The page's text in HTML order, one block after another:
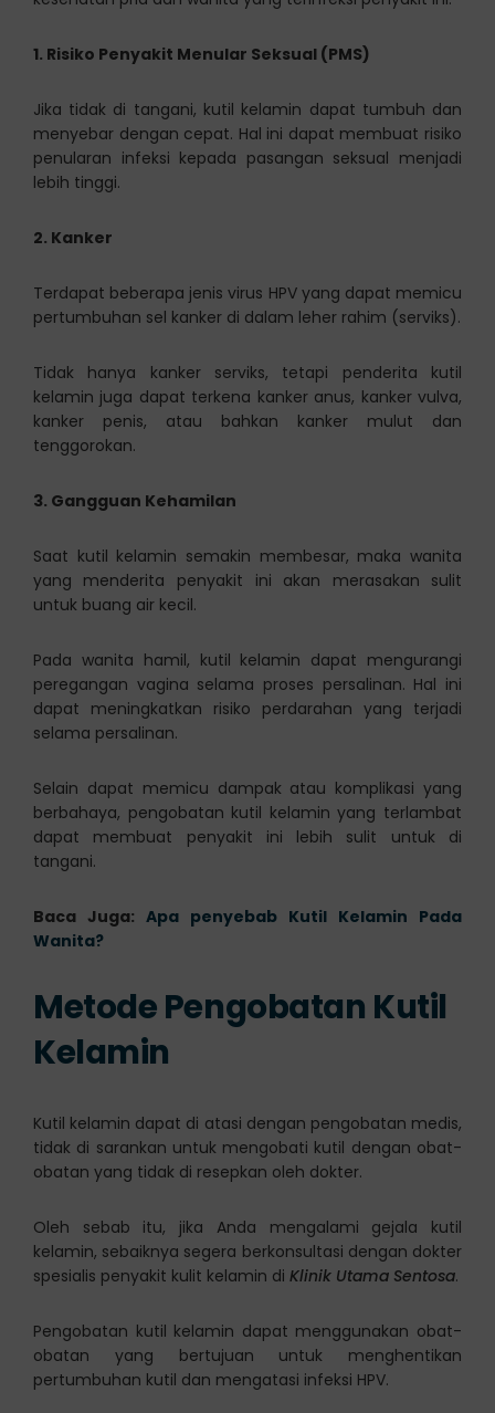
1. Risiko Penyakit Menular Seksual (PMS)
Jika tidak di tangani, kutil kelamin dapat tumbuh dan
menyebar dengan cepat. Hal ini dapat membuat risiko
penularan infeksi kepada pasangan seksual menjadi
lebih tinggi.
2. Kanker
Terdapat beberapa jenis virus HPV yang dapat memicu
pertumbuhan sel kanker di dalam leher rahim (serviks).
Tidak hanya kanker serviks, tetapi penderita kutil
kelamin juga dapat terkena kanker anus, kanker vulva,
kanker penis, atau bahkan kanker mulut dan
tenggorokan.
3. Gangguan Kehamilan
Saat kutil kelamin semakin membesar, maka wanita
yang menderita penyakit ini akan merasakan sulit
untuk buang air kecil.
Pada wanita hamil, kutil kelamin dapat mengurangi
peregangan vagina selama proses persalinan. Hal ini
dapat meningkatkan risiko perdarahan yang terjadi
selama persalinan.
Selain dapat memicu dampak atau komplikasi yang
berbahaya, pengobatan kutil kelamin yang terlambat
dapat membuat penyakit ini lebih sulit untuk di
tangani.
Baca Juga: Apa penyebab Kutil Kelamin Pada
Wanita?
Metode Pengobatan Kutil
Kelamin
Kutil kelamin dapat di atasi dengan pengobatan medis,
tidak di sarankan untuk mengobati kutil dengan obat-
obatan yang tidak di resepkan oleh dokter.
Oleh sebab itu, jika Anda mengalami gejala kutil
kelamin, sebaiknya segera berkonsultasi dengan dokter
spesialis penyakit kulit kelamin di Klinik Utama Sentosa.
Pengobatan kutil kelamin dapat menggunakan obat-
obatan yang bertujuan untuk menghentikan
pertumbuhan kutil dan mengatasi infeksi HPV.